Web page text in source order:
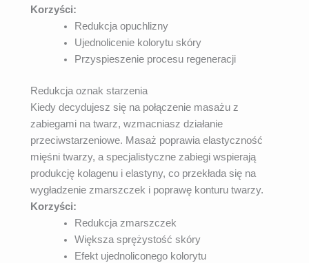
Korzyści:
Redukcja opuchlizny
Ujednolicenie kolorytu skóry
Przyspieszenie procesu regeneracji
Redukcja oznak starzenia
Kiedy decydujesz się na połączenie masażu z
zabiegami na twarz, wzmacniasz działanie
przeciwstarzeniowe. Masaż poprawia elastyczność
mięśni twarzy, a specjalistyczne zabiegi wspierają
produkcję kolagenu i elastyny, co przekłada się na
wygładzenie zmarszczek i poprawę konturu twarzy.
Korzyści:
Redukcja zmarszczek
Większa sprężystość skóry
Efekt ujednoliconego kolorytu